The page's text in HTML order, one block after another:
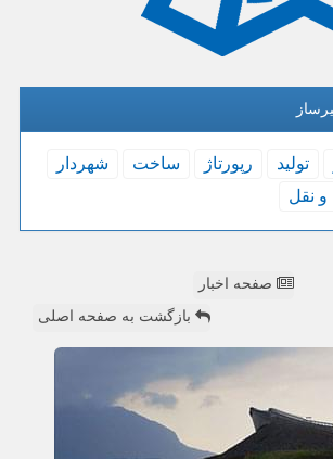
تولید رپورتاژ ساخت
شهردار
نقل
صفحه اخبار
بازگشت به صفحه اصلی